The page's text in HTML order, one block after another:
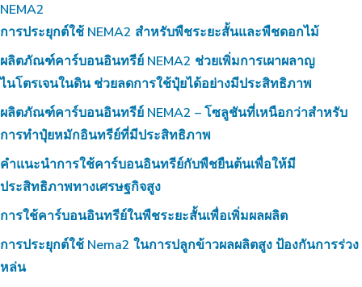
NEMA2
การประยุกต์ใช้ NEMA2 สำหรับพืชระยะสั้นและพืชดอกไม้
ผลิตภัณฑ์คาร์บอนอินทรีย์ NEMA2 ช่วยเพิ่มการเผาผลาญ
ไนโตรเจนในดิน ช่วยลดการใช้ปุ๋ยได้อย่างมีประสิทธิภาพ
ผลิตภัณฑ์คาร์บอนอินทรีย์ NEMA2 – โซลูชันที่เหนือกว่าสำหรับ
การทำปุ๋ยหมักอินทรีย์ที่มีประสิทธิภาพ
คำแนะนำการใช้คาร์บอนอินทรีย์กับพืชยืนต้นเพื่อให้มี
ประสิทธิภาพทางเศรษฐกิจสูง
การใช้คาร์บอนอินทรีย์ในพืชระยะสั้นเพื่อเพิ่มผลผลิต
การประยุกต์ใช้ Nema2 ในการปลูกข้าวผลผลิตสูง ป้องกันการร่วง
หล่น